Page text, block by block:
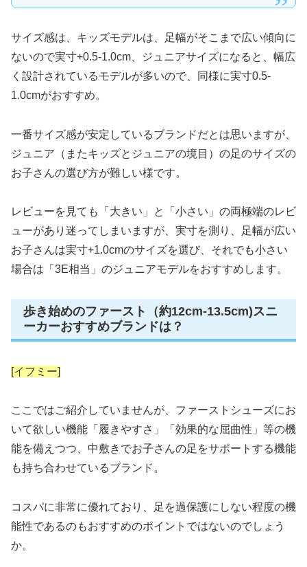
サイズ感は、キッズモデルは、足幅がそこまで広い傾向に
ないので実寸+0.5-1.0cm、ジュニアサイズになると、幅広
く設計されているモデルが多いので、同様に実寸0.5-
1.0cmがおすすめ。
一番サイズ感が安定しているブランドだとは思いますが、
ジュニア（またキッズとジュニアの境目）の足のサイズの
お子さんの選び方が難しい様です。
レビューを見ても「大きい」と「小さい」の両極端のレビ
ューがあり迷ってしまいますが、実寸を測り、足幅が広い
お子さんは実寸+1.0cmのサイズを選び、それでも小さい
場合は「3E相当」のジュニアモデルをおすすめします。
歩き始めのファースト（約12cm-13.5cm)スニ
ーカーおすすめブランドは？
[イフミー]
ここではご紹介していませんが、ファーストシューズにお
いて欲しい機能「履きやすさ」「効果的な屈曲性」等の機
能を備えつつ、中敷きでお子さんの足をサポートする機能
も持ち合わせているブランド。
コスパに非常に優れており、足を過保護にしない程度の機
能性であるのもおすすめのポイントではないのでしょう
か。